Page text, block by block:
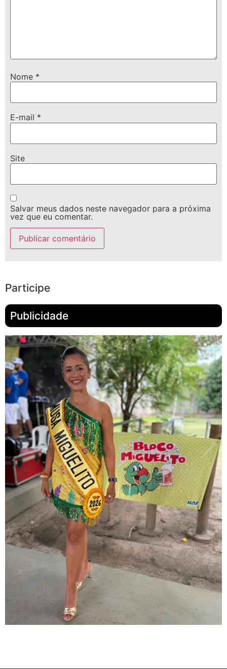
Nome *
E-mail *
Site
Salvar meus dados neste navegador para a próxima
vez que eu comentar.
Participe
Publicidade